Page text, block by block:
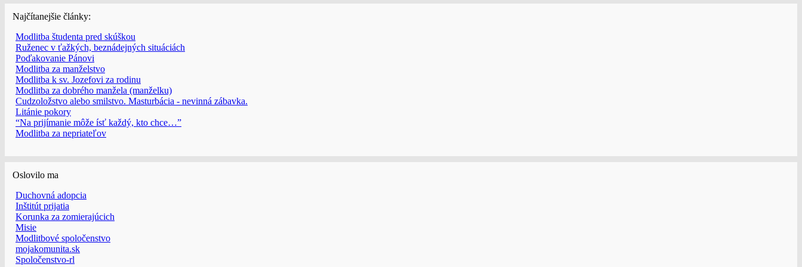
Najčítanejšie články:
Modlitba študenta pred skúškou
Ruženec v ťažkých, beznádejných situáciách
Poďakovanie Pánovi
Modlitba za manželstvo
Modlitba k sv. Jozefovi za rodinu
Modlitba za dobrého manžela (manželku)
Cudzoložstvo alebo smilstvo. Masturbácia - nevinná zábavka.
Litánie pokory
“Na prijímanie môže ísť každý, kto chce…”
Modlitba za nepriateľov
Oslovilo ma
Duchovná adopcia
Inštitút prijatia
Korunka za zomierajúcich
Misie
Modlitbové spoločenstvo
mojakomunita.sk
Spoločenstvo-rl